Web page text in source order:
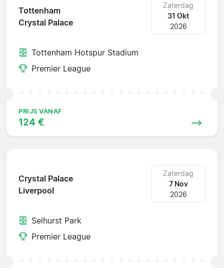
Tottenham
Crystal Palace
Zaterdag
31 Okt
2026
Tottenham Hotspur Stadium
Premier League
PRIJS VANAF
124 €
Crystal Palace
Liverpool
Zaterdag
7 Nov
2026
Selhurst Park
Premier League